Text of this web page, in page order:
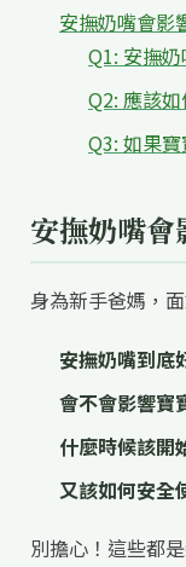
安撫奶嘴會影
Q1: 安撫
Q2: 應該
Q3: 如果
安撫奶嘴
身為新手爸媽，
安撫奶嘴到底
會不會影響寶
什麼時候該開
又該如何安全
別擔心！這些都